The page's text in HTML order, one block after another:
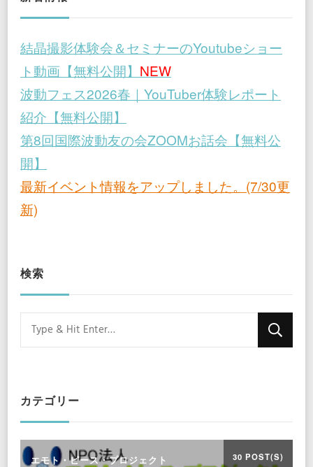
ー
ジ
送
り
結晶撮影体験会＆セミナーのYoutubeショー
ト動画【無料公開】 NEW
波動フェス2026春｜YouTuber体験レポート
紹介【無料公開】
第8回国際波動友の会ZOOMお話会【無料公
開】
最新イベント情報をアップしました。(7/30更
新)
検索
Looking
for
カテゴリー
エモト・ピース・プロジェクト 30 POST(S)